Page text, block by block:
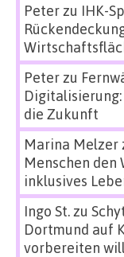
Peterzu IHK-
Peterzu
die Zukunft
Marina Melzer
Menschen
inklusives
Ingo St.zu
Dortmund auf
vorbereiten will